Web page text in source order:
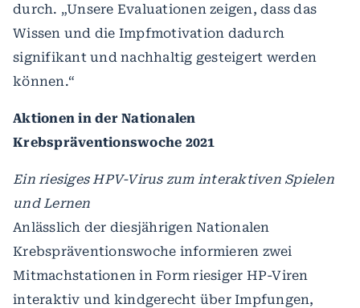
durch. „Unsere Evaluationen zeigen, dass das
Wissen und die Impfmotivation dadurch
signifikant und nachhaltig gesteigert werden
können.“
Aktionen in der Nationalen
Krebspräventionswoche 2021
Ein riesiges HPV-Virus zum interaktiven Spielen
und Lernen
Anlässlich der diesjährigen Nationalen
Krebspräventionswoche informieren zwei
Mitmachstationen in Form riesiger HP-Viren
interaktiv und kindgerecht über Impfungen,